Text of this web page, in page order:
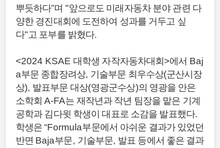
뿌듯하다”며 "앞으로도 미래자동차 분야 관련 다
양한 경진대회에 도전하여 성과를 거두고 싶
다"고 포부를 밝혔다.
<2024 KSAE 대학생 자작자동차대회 >에서 Baj
a부문 종합장려상, 기술부문 최우수상(군산시장
상), 발표부문 대상(영광군수상)의 영광을 안은
소학회A-FA는 재작년과 작년 팀장을 맡은 기계
공학과 김다윗 학생이 대표로 소감을 발표했다.
학생은“Formula부문에서 아쉬운 결과가 있었던
반면 Baja부문, 기술부문, 발표 등에서 좋은 결과